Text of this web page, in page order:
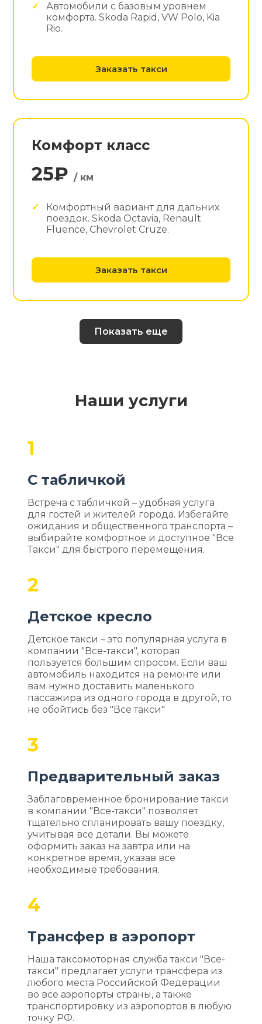
Автомобили с базовым уровнем
комфорта. Skoda Rapid, VW Polo, Kia
Rio.
Заказать такси
Комфорт класс
25₽/ км
Комфортный вариант для дальних
поездок. Skoda Octavia, Renault
Fluence, Chevrolet Cruze.
Заказать такси
Показать еще
Наши услуги
1
С табличкой
Встреча с табличкой – удобная услуга
для гостей и жителей города. Избегайте
ожидания и общественного транспорта –
выбирайте комфортное и доступное "Все
Такси" для быстрого перемещения.
2
Детское кресло
Детское такси – это популярная услуга в
компании "Все-такси", которая
пользуется большим спросом. Если ваш
автомобиль находится на ремонте или
вам нужно доставить маленького
пассажира из одного города в другой, то
не обойтись без "Все такси"
3
Предварительный заказ
Заблаговременное бронирование такси
в компании "Все-такси" позволяет
тщательно спланировать вашу поездку,
учитывая все детали. Вы можете
оформить заказ на завтра или на
конкретное время, указав все
необходимые требования.
4
Трансфер в аэропорт
Наша таксомоторная служба такси "Все-
такси" предлагает услуги трансфера из
любого места Российской Федерации
во все аэропорты страны, а также
транспортировку из аэропортов в любую
точку РФ.